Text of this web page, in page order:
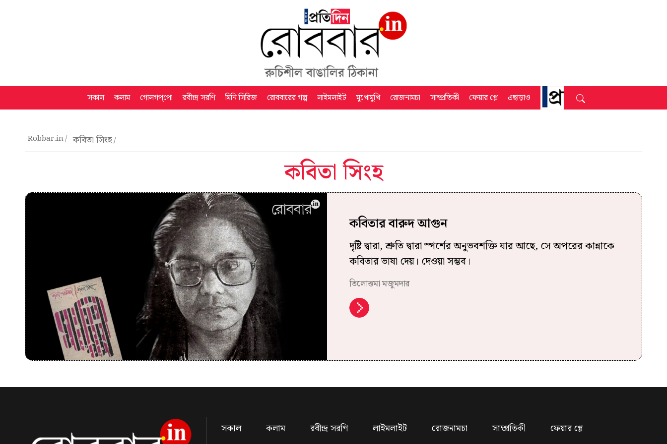
সকাল কলাম গোলগপ্‌পো রবীন্দ্র সরণি মিনি সিরিজ রোববারের গল্প লাইমলাইট মুখোমুখি রোজনামচা সাম্প্রতিকী ফেয়ার প্লে এছাড়াও
Robbar.in কবিতা সিংহ
কবিতা সিংহ
কবিতার বারুদ আগুন
দৃষ্টি দ্বারা, শ্রুতি দ্বারা স্পর্শের অনুভবশক্তি যার আছে, সে অপরের কান্নাকে
কবিতার ভাষা দেয়। দেওয়া সম্ভব।
তিলোত্তমা মজুমদার
সকাল কলাম রবীন্দ্র সরণি লাইমলাইট রোজনামচা সাম্প্রতিকী ফেয়ার প্লে